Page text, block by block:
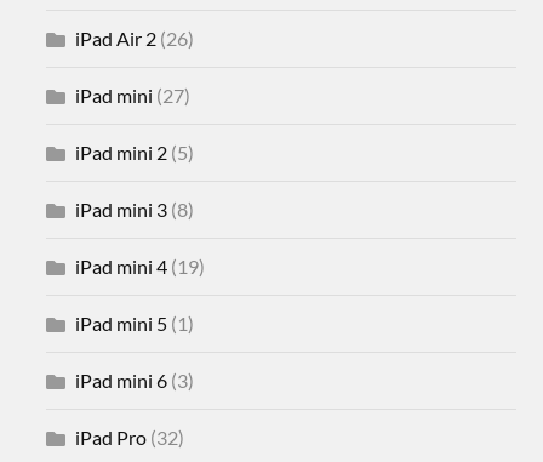
iPad Air 2 (26)
iPad mini (27)
iPad mini 2 (5)
iPad mini 3 (8)
iPad mini 4 (19)
iPad mini 5 (1)
iPad mini 6 (3)
iPad Pro (32)